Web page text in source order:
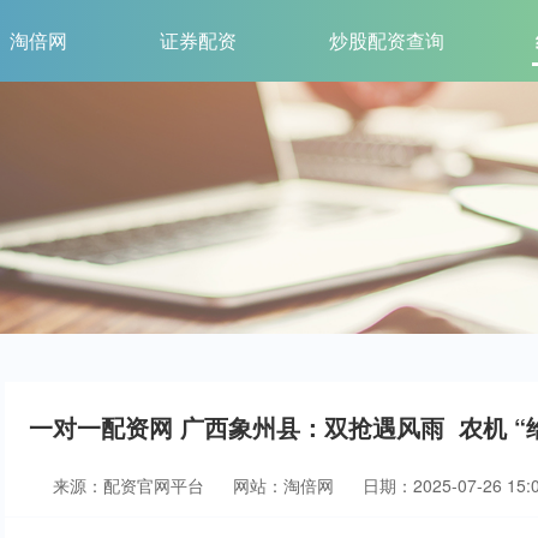
淘倍网 证券配资 炒股配资查询
一对一配资网 广西象州县：双抢遇风雨 农机 “
来源：配资官网平台 网站：淘倍网 日期：2025-07-26